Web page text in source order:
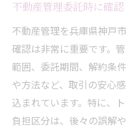
不動産管理委託時に確
不動産管理を兵庫県神戸
確認は非常に重要です。
範囲、委託期間、解約条
や方法など、取引の安心
込まれています。特に、
負担区分は、後々の誤解